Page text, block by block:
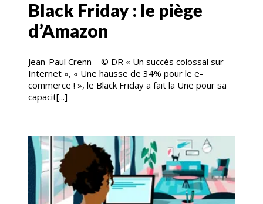
Black Friday : le piège
d’Amazon
Jean-Paul Crenn – © DR « Un succès colossal sur
Internet », « Une hausse de 34% pour le e-
commerce ! », le Black Friday a fait la Une pour sa
capacit[...]